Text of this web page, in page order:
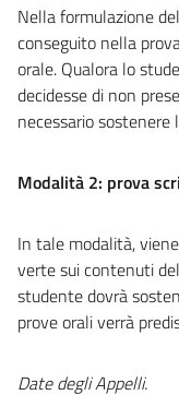
Nella formulazione
conseguito nella
orale. Qualora lo
decidesse di non
necessario sostenere
Modalità 2: prova
In tale modalità,
verte sui contenuti
studente dovrà
prove orali verrà
Date degli Appelli.